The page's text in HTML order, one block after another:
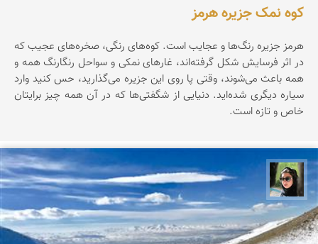
کوه نمک جزیره هرمز
هرمز جزیره‌ رنگ‌ها‌ و عجایب است. کوه‌های رنگی، صخره‌های عجیب که
در اثر فرسایش شکل گرفته‌اند، غارهای نمکی و سواحل رنگارنگ همه و
همه باعث می‌شوند، وقتی پا روی این جزیره می‌گذارید، حس کنید وارد
سیاره‌ دیگری شده‌اید. دنیایی از شگفتی‌ها که در آن همه چیز برایتان
خاص و تازه است.
سپیده اصلان